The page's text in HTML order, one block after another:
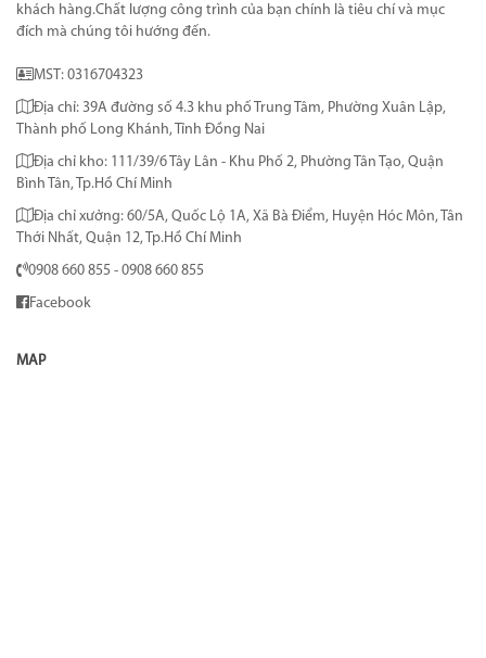
khách hàng.Chất lượng công trình của bạn chính là tiêu chí và mục
đích mà chúng tôi hướng đến.
MST: 0316704323
Địa chỉ: 39A đường số 4.3 khu phố Trung Tâm, Phường Xuân Lập,
Thành phố Long Khánh, Tỉnh Đồng Nai
Địa chỉ kho: 111/39/6 Tây Lân - Khu Phố 2, Phường Tân Tạo, Quận
Bình Tân, Tp.Hồ Chí Minh
Địa chỉ xưởng: 60/5A, Quốc Lộ 1A, Xã Bà Điểm, Huyện Hóc Môn, Tân
Thới Nhất, Quận 12, Tp.Hồ Chí Minh
0908 660 855 - 0908 660 855
Facebook
MAP